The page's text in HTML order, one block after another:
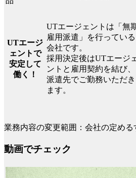
UTエージ
ェントで
安定して
働く！
UTエージェントは「無
雇用派遣」を行っている
会社です。
採用決定後はUTエージ
ントと雇用契約を結び、
派遣先でご勤務いただき
ます。
業務内容の変更範囲：会社の定める
動画でチェック